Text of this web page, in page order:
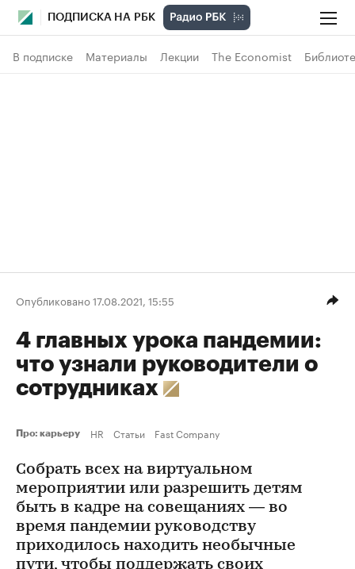
ПОДПИСКА НА РБК
В подписке Материалы Лекции The Economist
Опубликовано 17.08.2021, 15:55
4 главных урока пандемии:
что узнали руководители о
сотрудниках
Про: карьеру HR Статьи Fast Company
Собрать всех на виртуальном
мероприятии или разрешить детям
быть в кадре на совещаниях — во
время пандемии руководству
приходилось находить необычные
пути, чтобы поддержать своих